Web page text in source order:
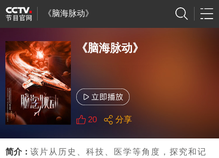
《脑海脉动》
《脑海脉动》
20 分享
简介：该片从历史、科技、医学等角度，探究和记